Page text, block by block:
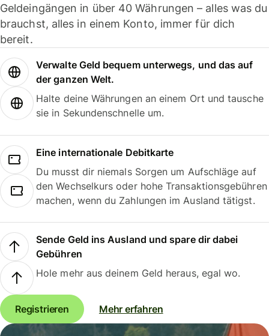
Geldeingängen in über 40 Währungen – alles was du
brauchst, alles in einem Konto, immer für dich
bereit.
Verwalte Geld bequem unterwegs, und das auf
der ganzen Welt.
Halte deine Währungen an einem Ort und tausche
sie in Sekundenschnelle um.
Eine internationale Debitkarte
Du musst dir niemals Sorgen um Aufschläge auf
den Wechselkurs oder hohe Transaktionsgebühren
machen, wenn du Zahlungen im Ausland tätigst.
Sende Geld ins Ausland und spare dir dabei
Gebühren
Hole mehr aus deinem Geld heraus, egal wo.
Registrieren Mehr erfahren